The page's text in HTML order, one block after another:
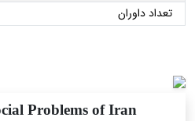
تعداد داوران